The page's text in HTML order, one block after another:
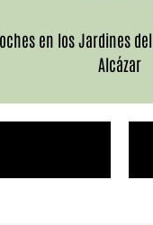
en los Jardines
Alcázar